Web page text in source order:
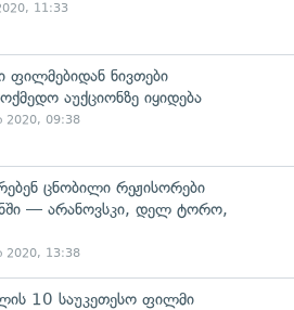
11:33
ფილმებიდან ნივთები
აუქციონზე იყიდება
2020, 09:38
ცნობილი რეჟისორები
— არანოვსკი, დელ ტორო,
2020, 13:38
10 საუკეთესო ფილმი